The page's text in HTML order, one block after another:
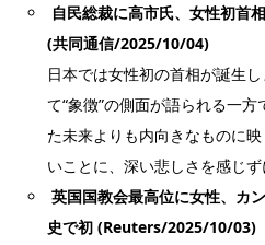
自民総裁に高市氏、女性初首
(共同通信/2025/10/04)
日本では女性初の首相が誕生
て“象徴”の側面が語られる一
た未来よりも内向きなものに
いことに、深い悲しさを感じず
英国国教会最高位に女性、カ
史で初 (Reuters/2025/10/03)